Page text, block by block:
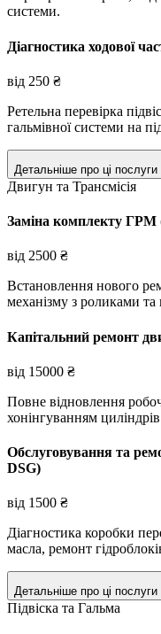
системи.
Діагностика ходової
від 250 ₴
Ретельна перевірка
гальмівної системи на
Детальніше про ці послуги
Двигун та Трансмісія
Заміна комплекту ГРМ
від 2500 ₴
Встановлення нового
механізму з роликами
Капітальний ремонт
від 15000 ₴
Повне відновлення
хонінгуванням
Обслуговування та
DSG)
від 1500 ₴
Діагностика коробки
масла, ремонт
Детальніше про ці послуги
Підвіска та Гальма